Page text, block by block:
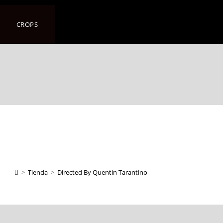
CROPS
> Tienda > Directed By Quentin Tarantino